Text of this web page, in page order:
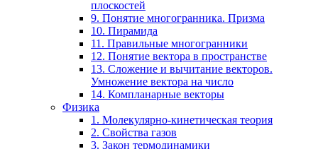
плоскостей
9. Понятие многогранника. Призма
10. Пирамида
11. Правильные многогранники
12. Понятие вектора в пространстве
13. Сложение и вычитание векторов.
Умножение вектора на число
14. Компланарные векторы
Физика
1. Молекулярно-кинетическая теория
2. Свойства газов
3. Закон термодинамики